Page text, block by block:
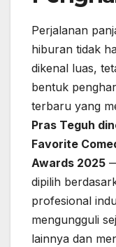
Perjalanan
hiburan tidak
dikenal luas,
bentuk
terbaru yang
Pras Teguh
Favorite
Awards 2025
dipilih
profesional
mengungguli
lainnya dan